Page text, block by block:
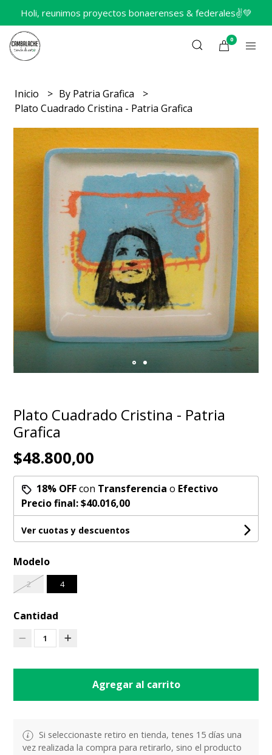
Holi, reunimos proyectos bonaerenses & federales✌️💚
0
Inicio
By Patria Grafica
Plato Cuadrado Cristina - Patria Grafica
Plato Cuadrado Cristina - Patria
Grafica
$48.800,00
18% OFFcon Transferencia o Efectivo
Precio final:$40.016,00
Ver cuotas y descuentos
Modelo
2 4
Cantidad
1
Agregar al carrito
Si seleccionaste retiro en tienda, tenes 15 días una
vez realizada la compra para retirarlo, sino el producto